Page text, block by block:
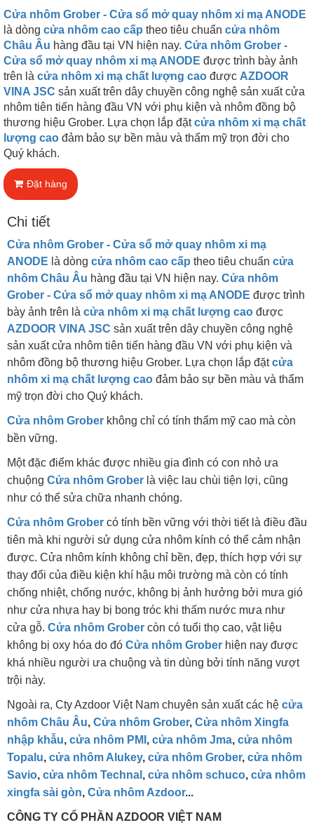
Cửa nhôm Grober - Cửa sổ mở quay nhôm xi mạ ANODE
là dòng cửa nhôm cao cấp theo tiêu chuẩn cửa nhôm
Châu Âu hàng đầu tại VN hiện nay. Cửa nhôm Grober -
Cửa sổ mở quay nhôm xi mạ ANODE được trình bày ảnh
trên là cửa nhôm xi mạ chất lượng cao được AZDOOR
VINA JSC sản xuất trên dây chuyền công nghệ sản xuất cửa
nhôm tiên tiến hàng đầu VN với phụ kiện và nhôm đồng bộ
thương hiệu Grober. Lựa chọn lắp đặtcửa nhôm xi mạ chất
lượng cao đảm bảo sự bền màu và thẩm mỹ trọn đời cho
Quý khách.
Đặt hàng
Chi tiết
Cửa nhôm Grober - Cửa sổ mở quay nhôm xi mạ
ANODE là dòng cửa nhôm cao cấp theo tiêu chuẩn cửa
nhôm Châu Âu hàng đầu tại VN hiện nay. Cửa nhôm
Grober - Cửa sổ mở quay nhôm xi mạ ANODE được trình
bày ảnh trên là cửa nhôm xi mạ chất lượng cao được
AZDOOR VINA JSC sản xuất trên dây chuyền công nghệ
sản xuất cửa nhôm tiên tiến hàng đầu VN với phụ kiện và
nhôm đồng bộ thương hiệu Grober. Lựa chọn lắp đặtcửa
nhôm xi mạ chất lượng cao đảm bảo sự bền màu và thẩm
mỹ trọn đời cho Quý khách.
Cửa nhôm Grober không chỉ có tính thẩm mỹ cao mà còn
bền vững.
Một đặc điểm khác được nhiều gia đình có con nhỏ ưa
chuộng Cửa nhôm Grober là việc lau chùi tiện lợi, cũng
như có thể sửa chữa nhanh chóng.
Cửa nhôm Grober có tính bền vững với thời tiết là điều đầu
tiên mà khi người sử dụng cửa nhôm kính có thể cảm nhận
được. Cửa nhôm kính không chỉ bền, đẹp, thích hợp với sự
thay đổi của điều kiện khí hậu môi trường mà còn có tính
chống nhiệt, chống nước, không bị ảnh hưởng bởi mưa gió
như cửa nhựa hay bị bong tróc khi thấm nước mưa như
cửa gỗ. Cửa nhôm Grober còn có tuổi thọ cao, vật liệu
không bị oxy hóa do đó Cửa nhôm Grober hiện nay được
khá nhiều người ưa chuộng và tin dùng bởi tính năng vượt
trội này.
Ngoài ra, Cty Azdoor Việt Nam chuyên sản xuất các hệ cửa
nhôm Châu Âu, Cửa nhôm Grober, Cửa nhôm Xingfa
nhập khẫu, cửa nhôm PM , cửa nhôm Jma, cửa nhôm
Topal u, cửa nhôm Alukey, cửa nhôm Grober, cửa nhôm
Savio, cửa nhôm Techna , cửa nhôm schuco, cửa nhôm
xingfa sài gòn, Cửa nhôm Azdoor...
CÔNG TY CỔ PHẦN AZDOOR VIỆT NAM